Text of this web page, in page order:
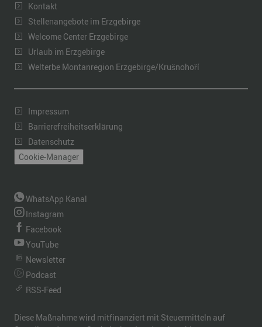
Kontakt
Stellenangebote im Erzgebirge
Welcome Center Erzgebirge
Urlaub im Erzgebirge
Welterbe Montanregion Erzgebirge/Krušnohoří
Impressum
Barrierefreiheitserklärung
Datenschutz
Cookie-Manager
WhatsApp Kanal
Instagram
Facebook
YouTube
Newsletter
Podcast
RSS-Feed
Diese Maßnahme wird mitfinanziert mit Steuermitteln auf